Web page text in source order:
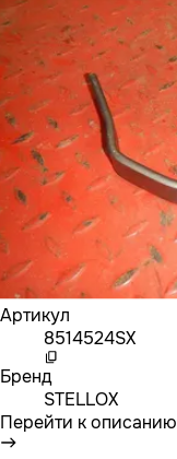
Артикул
8514524SX
Бренд
STELLOX
Перейти к описанию